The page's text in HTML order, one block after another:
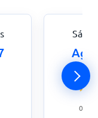
Ago
0